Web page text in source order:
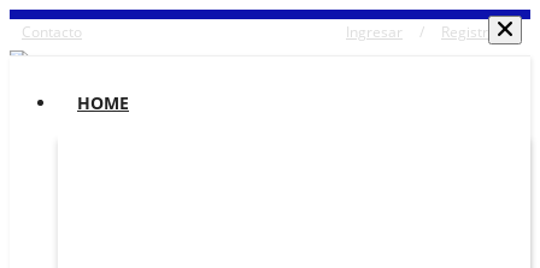
Contacto Ingresar / Registrarse
HOME